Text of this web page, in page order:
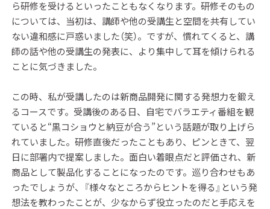
ら研修を受けるといったこともなくなります。研修そのもの
については、当初は、講師や他の受講生と空間を共有してい
ない違和感に戸惑いました（笑）。ですが、慣れてくると、講
師の話や他の受講生の発表に、より集中して耳を傾けられる
ことに気づきました。
この時、私が受講したのは新商品開発に関する発想力を鍛え
るコースです。受講後のある日、自宅でバラエティ番組を観
ていると“黒コショウと納豆が合う”という話題が取り上げら
れていました。研修直後だったこともあり、ピンときて、翌
日に部署内で提案しました。面白い着眼点だと評価され、新
商品として製品化することになったのです。巡り合わせもあ
ったでしょうが、『様々なところからヒントを得る』という発
想法を教わったことが、少なからず役立ったのだと手応えを